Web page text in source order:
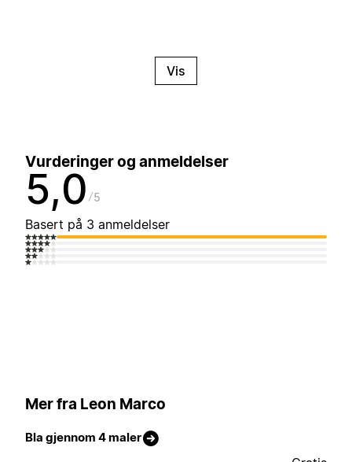
Vis
Vurderinger og anmeldelser
5,0 5
Basert på 3 anmeldelser
Mer fra Leon Marco
Bla gjennom 4 maler